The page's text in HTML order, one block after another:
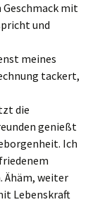
Geschmack mit
und
meines
tackert,
die
genießt
Ich
Ähäm, weiter
Lebenskraft